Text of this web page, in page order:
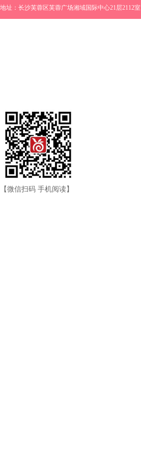
【微信扫码 手机阅读】
地址：长沙芙蓉区芙蓉广场湘域国际中心21层2112室